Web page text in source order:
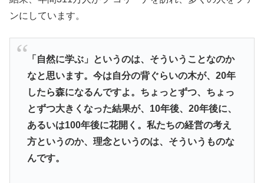
ンにしています。
「自然に学ぶ」というのは、そういうことなのか
なと思います。今は自分の背ぐらいの木が、20年
したら森になるんですよ。ちょっとずつ、ちょっ
とずつ大きくなった結果が、10年後、20年後に、
あるいは100年後に花開く。私たちの経営の考え
方というのか、理念というのは、そういうものな
んです。